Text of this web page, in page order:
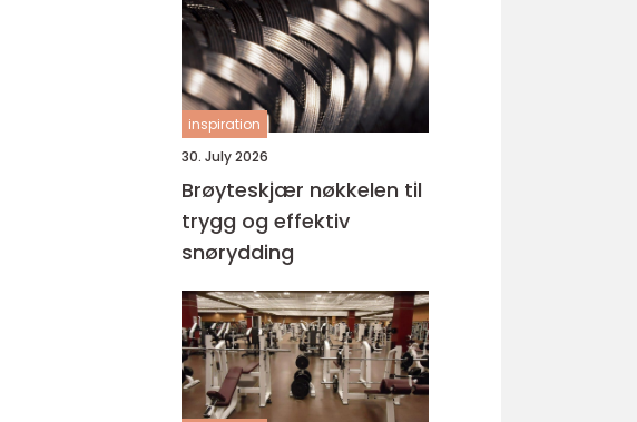
inspiration
30. July 2026
Brøyteskjær nøkkelen til
trygg og effektiv
snørydding